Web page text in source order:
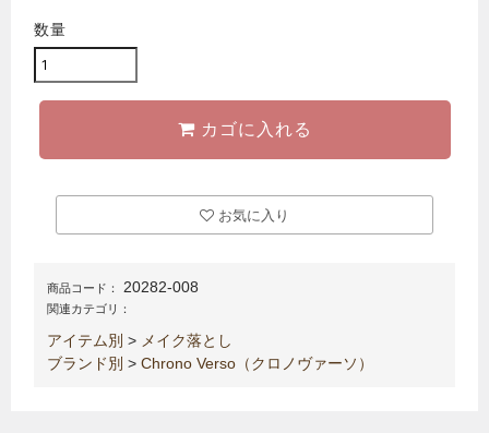
数量
カゴに入れる
お気に入り
商品コード： 20282-008
関連カテゴリ：
アイテム別 > メイク落とし
ブランド別 > Chrono Verso（クロノヴァーソ）